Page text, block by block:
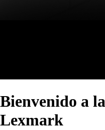
Bienvenido a
Lexmark